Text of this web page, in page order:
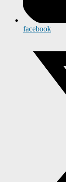
facebook